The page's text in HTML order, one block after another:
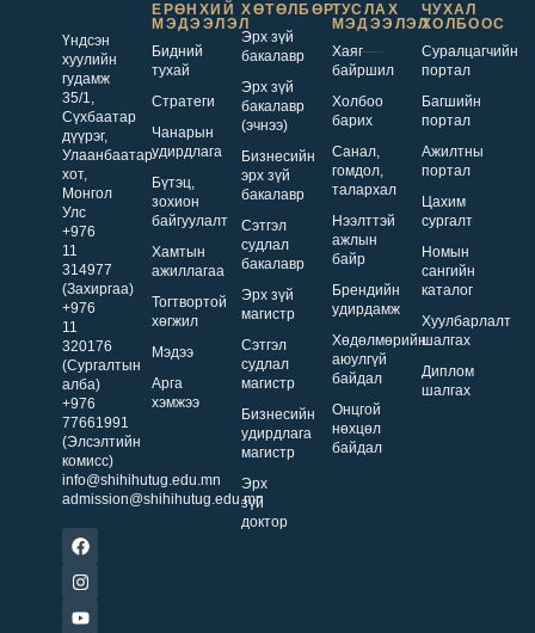
Үндсэн
хуулийн
гудамж
35/1,
Сүхбаатар
дүүрэг,
Улаанбаатар
хот,
Монгол
Улс
+976
11
314977
(Захиргаа)
+976
11
320176
(Сургалтын
алба)
+976
77661991
(Элсэлтийн
комисс)
info@shihihutug.edu.mn
admission@shihihutug.edu.mn
ЕРӨНХИЙ
МЭДЭЭЛЭЛ
Бидний
тухай
Стратеги
Чанарын
удирдлага
Бүтэц,
зохион
байгуулалт
Хамтын
ажиллагаа
Тогтвортой
хөгжил
Мэдээ
Арга
хэмжээ
ХӨТӨЛБӨР
Эрх зүй
бакалавр
Эрх зүй
бакалавр
(эчнээ)
Бизнесийн
эрх зүй
бакалавр
Сэтгэл
судлал
бакалавр
Эрх зүй
магистр
Сэтгэл
судлал
магистр
Бизнесийн
удирдлага
магистр
Эрх
зүй
доктор
ТУСЛАХ
МЭДЭЭЛЭЛ
Хаяг
байршил
Холбоо
барих
Санал,
гомдол,
талархал
Нээлттэй
ажлын
байр
Брендийн
удирдамж
Хөдөлмөрийн
аюулгүй
байдал
Онцгой
нөхцөл
байдал
ЧУХАЛ
ХОЛБООС
Суралцагчийн
портал
Багшийн
портал
Ажилтны
портал
Цахим
сургалт
Номын
сангийн
каталог
Хуулбарлалт
шалгах
Диплом
шалгах